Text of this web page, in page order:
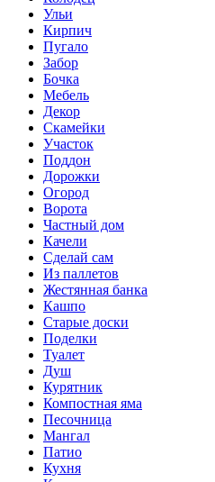
Ульи
Кирпич
Пугало
Забор
Бочка
Мебель
Декор
Скамейки
Участок
Поддон
Дорожки
Огород
Ворота
Частный дом
Качели
Сделай сам
Из паллетов
Жестянная банка
Кашпо
Старые доски
Поделки
Туалет
Душ
Курятник
Компостная яма
Песочница
Мангал
Патио
Кухня